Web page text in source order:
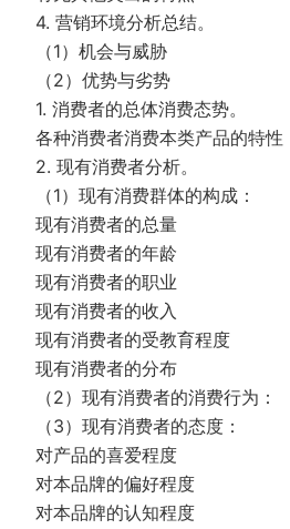
4. 营销环境分析总结。
（1）机会与威胁
（2）优势与劣势
1. 消费者的总体消费态势。
各种消费者消费本类产品的特性
2. 现有消费者分析。
（1）现有消费群体的构成：
现有消费者的总量
现有消费者的年龄
现有消费者的职业
现有消费者的收入
现有消费者的受教育程度
现有消费者的分布
（2）现有消费者的消费行为：
（3）现有消费者的态度：
对产品的喜爱程度
对本品牌的偏好程度
对本品牌的认知程度